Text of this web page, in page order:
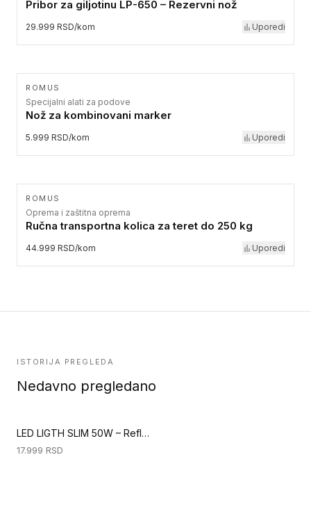
Pribor za giljotinu LP-650 – Rezervni nož
29.999 RSD/kom Uporedi
ROMUS
Specijalni alati za podove
Nož za kombinovani marker
5.999 RSD/kom Uporedi
ROMUS
Oprema i zaštitna oprema
Ručna transportna kolica za teret do 250 kg
44.999 RSD/kom Uporedi
ISTORIJA PREGLEDA
Nedavno pregledano
LED LIGTH SLIM 50W – Reflektor (Oprema i zaštitna oprema)
17.999 RSD